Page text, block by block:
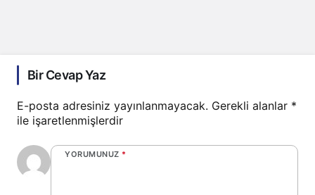
Bir Cevap Yaz
E-posta adresiniz yayınlanmayacak. Gerekli alanlar *
ile işaretlenmişlerdir
YORUMUNUZ *